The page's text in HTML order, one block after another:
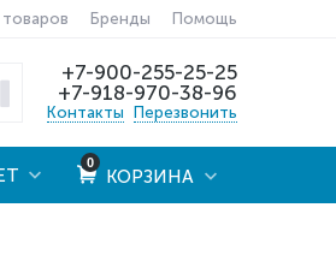
товаров Бренды Помощь
+7-900-255-25-25
+7-918-970-38-96
Контакты Перезвонить
0
КОРЗИНА